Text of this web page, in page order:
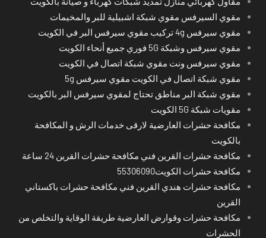
مقوي السيرفس مقوي شبكة اشبيلية للبر والمخيمات
مقوي سيرفس 4g تركيب مقوي سيرفس البر في الكويت
مقوي سيرفس وشبكة 5G فوري جميع أنحاء الكويت
مقوي سيرفس ونت مقوي شبكة اتصال في الكويت
مقوي شبكة اتصال في الكويت مقوي سيرفس 5g
مقوي شبكة البر مناطق تحتاج لمقوي سيرفس البر بالكويت
مقويات شبكة 5G الكويت
مكافحة حشرات العارضية لارقى خدمات الرش و المكافحة
بالكويت
مكافحة حشرات القرين فني مكافحة حشرات القرين 24 ساعة
مكافحة حشرات الكويت55306090
مكافحة حشرات هندي القرين فني مكافحة حشرات باكستاني
القرين
مكافحة حشرات وقوارض العارضية طريقة الوقاية والتخلص من
الحشرات